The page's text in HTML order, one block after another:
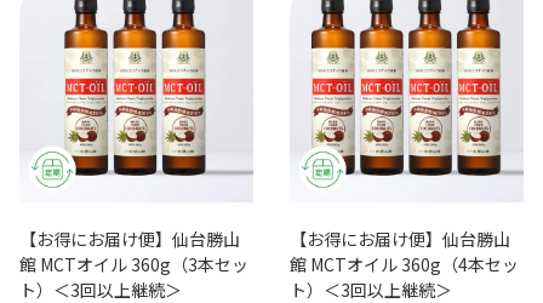
【お得にお届け便】仙台勝山
館 MCTオイル 360g（3本セッ
ト）＜3回以上継続＞
【お得にお届け便】仙台勝山
館 MCTオイル 360g（4本セッ
ト）＜3回以上継続＞